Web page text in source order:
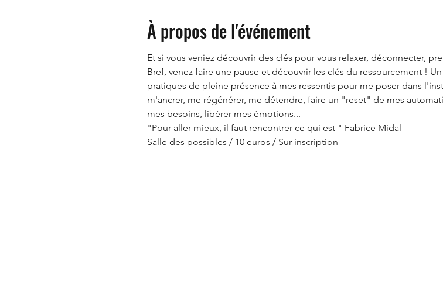
À propos de l'événement
Et si vous veniez découvrir des clés pour vous relaxer, déconnecter,
Bref, venez faire une pause et découvrir les clés du ressourcement !
pratiques de pleine présence à mes ressentis pour me poser dans
m'ancrer, me régénérer, me détendre, faire un "reset" de mes
mes besoins, libérer mes émotions...
"Pour aller mieux, il faut rencontrer ce qui est " Fabrice Midal
Salle des possibles / 10 euros / Sur inscription